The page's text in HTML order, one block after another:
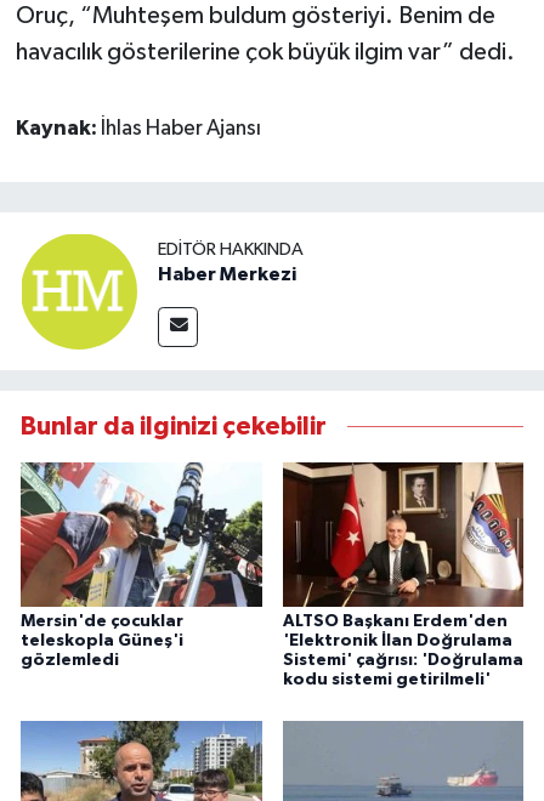
Oruç, “Muhteşem buldum gösteriyi. Benim de
havacılık gösterilerine çok büyük ilgim var” dedi.
Kaynak: İhlas Haber Ajansı
EDITÖR HAKKINDA
Haber Merkezi
Bunlar da ilginizi çekebilir
Mersin'de çocuklar
teleskopla Güneş'i
gözlemledi
ALTSO Başkanı Erdem'den
'Elektronik İlan Doğrulama
Sistemi' çağrısı: 'Doğrulama
kodu sistemi getirilmeli'